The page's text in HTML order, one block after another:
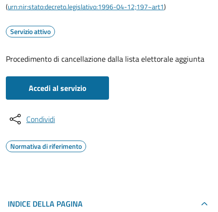
(urn:nir:stato:decreto.legislativo:1996-04-12;197~art1)
Servizio attivo
Procedimento di cancellazione dalla lista elettorale aggiunta
Accedi al servizio
Condividi
Normativa di riferimento
INDICE DELLA PAGINA